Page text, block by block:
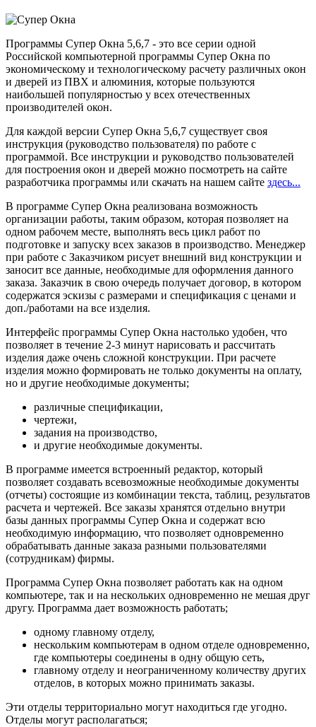
Программы Супер Окна 5,6,7 - это все серии одной
Российской компьютерной программы Супер Окна по
экономическому и технологическому расчету различных окон
и дверей из ПВХ и алюминия, которые пользуются
наибольшей популярностью у всех отечественных
производителей окон.
Для каждой версии Супер Окна 5,6,7 существует своя
инструкция (руководство пользователя) по работе с
программой. Все инструкции и руководство пользователей
для построения окон и дверей можно посмотреть на сайте
разработчика программы или скачать на нашем сайте здесь...
В программе Супер Окна реализована возможность
организации работы, таким образом, которая позволяет на
одном рабочем месте, выполнять весь цикл работ по
подготовке и запуску всех заказов в производство. Менеджер
при работе с Заказчиком рисует внешний вид конструкции и
заносит все данные, необходимые для оформления данного
заказа. Заказчик в свою очередь получает договор, в котором
содержатся эскизы с размерами и спецификация с ценами и
доп./работами на все изделия.
Интерфейс программы Супер Окна настолько удобен, что
позволяет в течение 2-3 минут нарисовать и рассчитать
изделия даже очень сложной конструкции. При расчете
изделия можно формировать не только документы на оплату,
но и другие необходимые документы;
различные спецификации,
чертежи,
задания на производство,
и другие необходимые документы.
В программе имеется встроенный редактор, который
позволяет создавать всевозможные необходимые документы
(отчеты) состоящие из комбинации текста, таблиц, результатов
расчета и чертежей. Все заказы хранятся отдельно внутри
базы данных программы Супер Окна и содержат всю
необходимую информацию, что позволяет одновременно
обрабатывать данные заказа разными пользователями
(сотрудникам) фирмы.
Программа Супер Окна позволяет работать как на одном
компьютере, так и на нескольких одновременно не мешая друг
другу. Программа дает возможность работать;
одному главному отделу,
нескольким компьютерам в одном отделе одновременно,
где компьютеры соединены в одну общую сеть,
главному отделу и неограниченному количеству других
отделов, в которых можно принимать заказы.
Эти отделы территориально могут находиться где угодно.
Отделы могут располагаться;